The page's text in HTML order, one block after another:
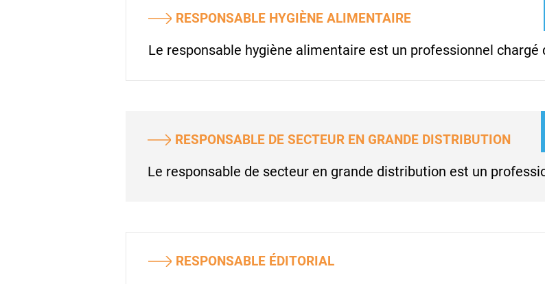
RESPONSABLE HYGIÈNE ALIMENTAIRE
Le responsable hygiène alimentaire est un professionnel
RESPONSABLE DE SECTEUR EN GRANDE DISTRIBUTION
Le responsable de secteur en grande distribution est un
RESPONSABLE ÉDITORIAL